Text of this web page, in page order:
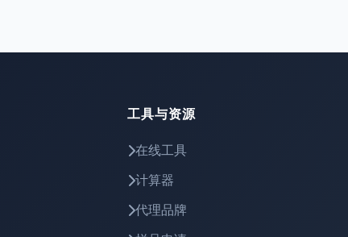
工具与资源
在线工具
计算器
代理品牌